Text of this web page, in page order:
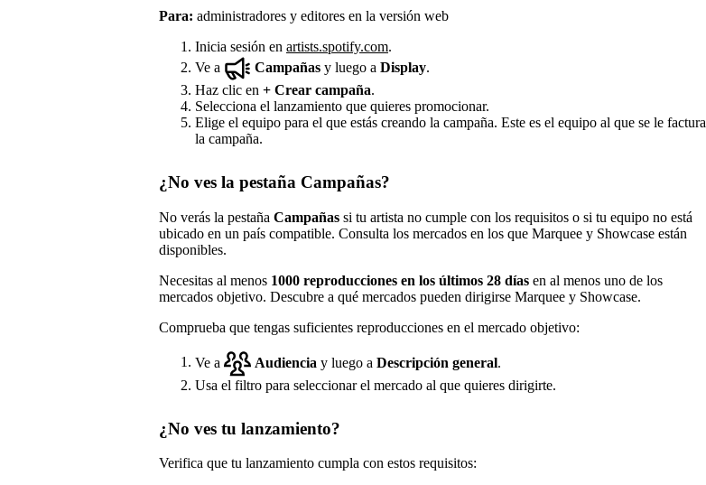
Para: administradores y editores en la versión web
Inicia sesión en artists.spotify.com.
Ve a
Campañas y luego a Display.
Haz clic en + Crear campaña.
Selecciona el lanzamiento que quieres promocionar.
Elige el equipo para el que estás creando la campaña. Este es el equipo al que se le factura
la campaña.
¿No ves la pestaña Campañas?
No verás la pestaña Campañas si tu artista no cumple con los requisitos o si tu equipo no está
ubicado en un país compatible. Consulta los mercados en los que Marquee y Showcase están
disponibles.
Necesitas al menos 1000 reproducciones en los últimos 28 días en al menos uno de los
mercados objetivo. Descubre a qué mercados pueden dirigirse Marquee y Showcase.
Comprueba que tengas suficientes reproducciones en el mercado objetivo:
Ve a Audiencia y luego a Descripción general
Usa el filtro para seleccionar el mercado al que quieres dirigirte.
¿No ves tu lanzamiento?
Verifica que tu lanzamiento cumpla con estos requisitos: